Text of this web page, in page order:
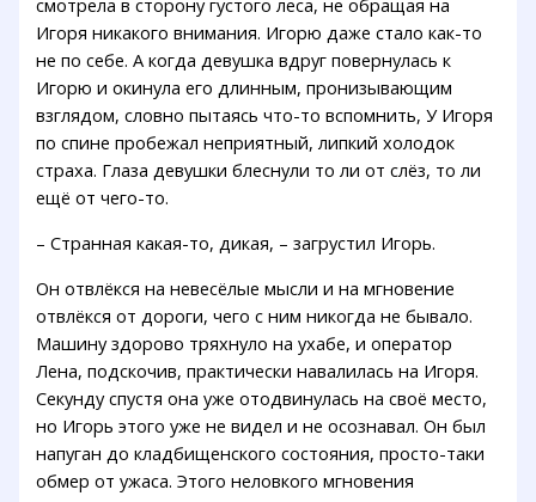
смотрела в сторону густого леса, не обращая на
Игоря никакого внимания. Игорю даже стало как-то
не по себе. А когда девушка вдруг повернулась к
Игорю и окинула его длинным, пронизывающим
взглядом, словно пытаясь что-то вспомнить, У Игоря
по спине пробежал неприятный, липкий холодок
страха. Глаза девушки блеснули то ли от слёз, то ли
ещё от чего-то.
– Странная какая-то, дикая, – загрустил Игорь.
Он отвлёкся на невесёлые мысли и на мгновение
отвлёкся от дороги, чего с ним никогда не бывало.
Машину здорово тряхнуло на ухабе, и оператор
Лена, подскочив, практически навалилась на Игоря.
Секунду спустя она уже отодвинулась на своё место,
но Игорь этого уже не видел и не осознавал. Он был
напуган до кладбищенского состояния, просто-таки
обмер от ужаса. Этого неловкого мгновения